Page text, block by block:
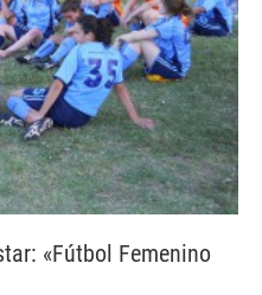
«Fútbol Femenino